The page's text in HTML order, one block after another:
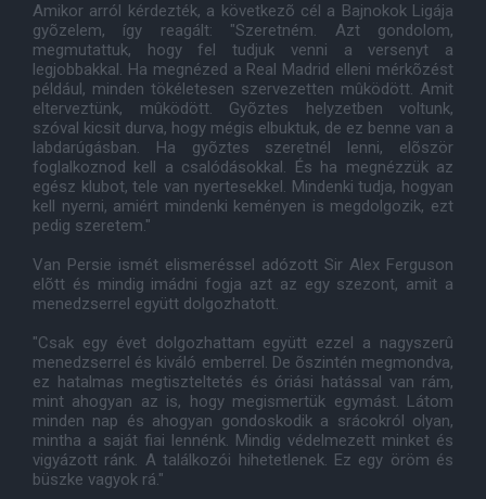
Amikor arról kérdezték, a következõ cél a Bajnokok Ligája
gyõzelem, így reagált: "Szeretném. Azt gondolom,
megmutattuk, hogy fel tudjuk venni a versenyt a
legjobbakkal. Ha megnézed a Real Madrid elleni mérkõzést
például, minden tökéletesen szervezetten mûködött. Amit
elterveztünk, mûködött. Gyõztes helyzetben voltunk,
szóval kicsit durva, hogy mégis elbuktuk, de ez benne van a
labdarúgásban. Ha gyõztes szeretnél lenni, elõször
foglalkoznod kell a csalódásokkal. És ha megnézzük az
egész klubot, tele van nyertesekkel. Mindenki tudja, hogyan
kell nyerni, amiért mindenki keményen is megdolgozik, ezt
pedig szeretem."
Van Persie ismét elismeréssel adózott Sir Alex Ferguson
elõtt és mindig imádni fogja azt az egy szezont, amit a
menedzserrel együtt dolgozhatott.
"Csak egy évet dolgozhattam együtt ezzel a nagyszerû
menedzserrel és kiváló emberrel. De õszintén megmondva,
ez hatalmas megtiszteltetés és óriási hatással van rám,
mint ahogyan az is, hogy megismertük egymást. Látom
minden nap és ahogyan gondoskodik a srácokról olyan,
mintha a saját fiai lennénk. Mindig védelmezett minket és
vigyázott ránk. A találkozói hihetetlenek. Ez egy öröm és
büszke vagyok rá."